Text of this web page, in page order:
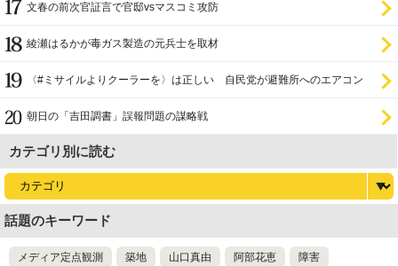
文春の前次官証言で官邸vsマスコミ攻防
綾瀬はるかが毒ガス製造の元兵士を取材
〈#ミサイルよりクーラーを〉は正しい 自民党が避難所へのエアコン
朝日の「吉田調書」誤報問題の謀略戦
カテゴリ別に読む
話題のキーワード
メディア定点観測 築地 山口真由 阿部花恵 障害